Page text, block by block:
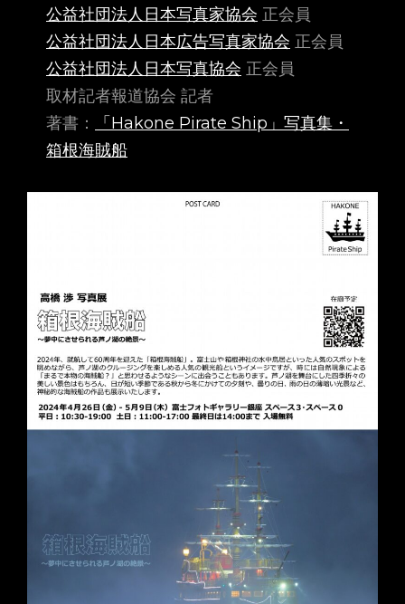
公益社団法人日本写真家協会 正会員
公益社団法人日本広告写真家協会 正会員
公益社団法人日本写真協会 正会員
取材記者報道協会 記者
著書：
「Hakone Pirate Ship」写真集・
箱根海賊船